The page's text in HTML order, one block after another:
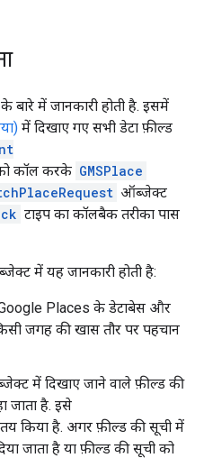
बारे में जानकारी होती है. इसमें
में दिखाए गए सभी डेटा फ़ील्ड
कॉल करके GMSPlace
ऑब्जेक्ट
टाइप का कॉलबैक तरीका पास
में यह जानकारी होती है:
Places के डेटाबेस और
जगह की खास तौर पर पहचान
में दिखाए जाने वाले फ़ील्ड की
जाता है. इसे
किया है. अगर फ़ील्ड की सूची में
जाता है या फ़ील्ड की सूची को